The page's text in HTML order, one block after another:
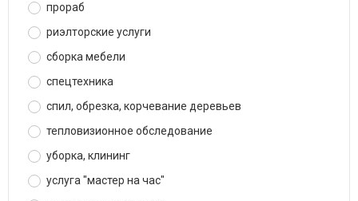
прораб
риэлторские услуги
сборка мебели
спецтехника
спил, обрезка, корчевание деревьев
тепловизионное обследование
уборка, клининг
услуга "мастер на час"